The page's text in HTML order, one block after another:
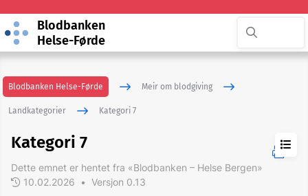
Blodbanken
Helse-Førde
Blodbanken Helse-Førde Meir om blodgiving
Landkategorier Kategori 7
Kategori
Kategori 7
Dette emnet er hentet fra «Blodbanken – Helse Bergen»
10.02.2026
• Versjon 0.13